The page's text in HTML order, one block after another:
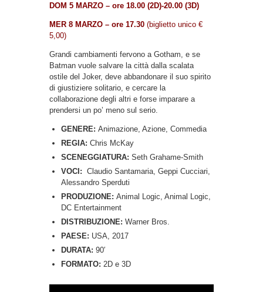
DOM 5 MARZO – ore 18.00 (2D)-20.00 (3D)
MER 8 MARZO – ore 17.30 (biglietto unico €
5,00)
Grandi cambiamenti fervono a Gotham, e se
Batman vuole salvare la città dalla scalata
ostile del Joker, deve abbandonare il suo spirito
di giustiziere solitario, e cercare la
collaborazione degli altri e forse imparare a
prendersi un po’ meno sul serio.
GENERE: Animazione, Azione, Commedia
REGIA: Chris McKay
SCENEGGIATURA: Seth Grahame-Smith
VOCI: Claudio Santamaria, Geppi Cucciari,
Alessandro Sperduti
PRODUZIONE: Animal Logic, Animal Logic,
DC Entertainment
DISTRIBUZIONE: Warner Bros.
PAESE: USA, 2017
DURATA: 90′
FORMATO: 2D e 3D